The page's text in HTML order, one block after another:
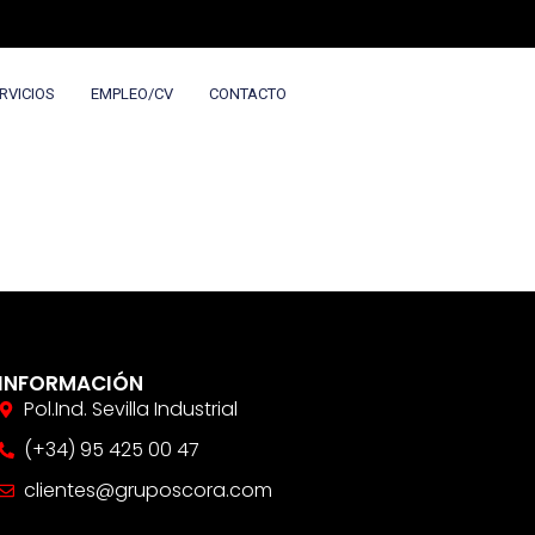
EMPLEO/CV CONTACTO
INFORMACIÓN
Pol.Ind. Sevilla Industrial
(+34) 95 425 00 47
clientes@gruposcora.com